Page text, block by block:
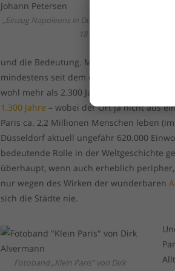
„Einzug Napoleons in Düsseldorf am 2. November
1811“ –
und die Bedeutung. Man bedenke, dass
mindestens seit dem dritten
wohl mehr als 2.300 Jahre alt ist. Sehr
1.300 Jahre – wobei der Ort ja nicht aus
Paris ca. 2,2 Millionen Menschen leben
Düsseldorf aktuell ungefähr 620.000
bedeutende Rolle in der Weltgeschichte
überhaupt, wenn auch erheblich
nur wegen des Wirken der wunderbaren
sich die Städte nie.
Fotoband „Klein Paris“ von Dirk